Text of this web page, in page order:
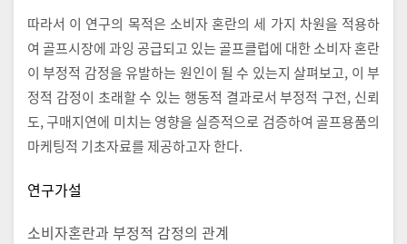
따라서 이 연구의 목적은 소비자 혼란의 세 가지 차원을 적용하
여 골프시장에 과잉 공급되고 있는 골프클럽에 대한 소비자 혼란
이 부정적 감정을 유발하는 원인이 될 수 있는지 살펴보고, 이 부
정적 감정이 초래할 수 있는 행동적 결과로서 부정적 구전, 신뢰
도, 구매지연에 미치는 영향을 실증적으로 검증하여 골프용품의
마케팅적 기초자료를 제공하고자 한다.
연구가설
소비자혼란과 부정적 감정의 관계